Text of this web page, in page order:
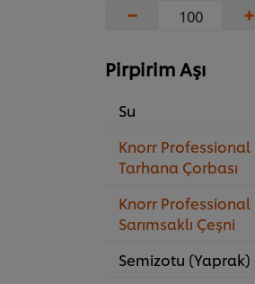
−
+
Pirpirim Aşı
Su
Knorr Professional
Tarhana Çorbası
Knorr Professional
Sarımsaklı Çeşni
Semizotu (Yaprak)